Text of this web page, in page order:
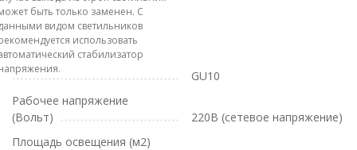
быть только заменен. С
видом светильников
использовать
стабилизатор
GU10
Рабочее напряжение
(Вольт)
220В (сетевое напряжение)
Площадь освещения (м2)